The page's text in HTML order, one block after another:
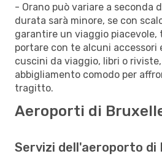
- Orano può variare a seconda
durata sarà minore, se con
garantire un viaggio piacevole,
portare con te alcuni accessori
cuscini da viaggio, libri o
abbigliamento comodo per
tragitto.
Aeroporti di
Servizi dell'aeroporto di